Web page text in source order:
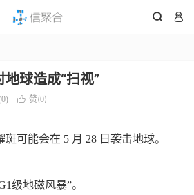
 
球造成“扫视”
 赞(0)
可能会在 5 月 28 日袭击地球。
级地磁风暴”。